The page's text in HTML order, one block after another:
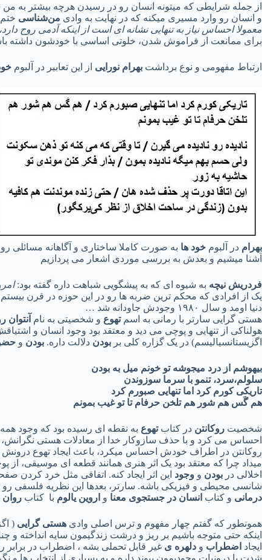
از جمله شرایطی که میتونه انسان رو در رسیدن هرچه بیشتر به
و انسان رو وارد مسیری میکنه که در نهایت به وادی من‌شناسی
معمولا احساس نیاز به تنهایی نشانه ای است از اینکه آدمی روح
برای ممانعت از فراموش شدن، خلوتی اساسی با خودشون داشته
ارتباط مفهومی و نوع برداشت بهرام نورایی از این تعابیر در آلبوم
بهرام در آلبوم خود ها به صورت کاملا ساختاری و آگاهانه مسائلی
آشنا میشیم و بعدش به بررسی موردی اشعار می پردازیم
فردریش نیچه به شیوه ای که به پیشگویی شباهت داره گفته بود:
یک از افرادی که محکم ترین ضربه ها رو در این حوزه در قرن بیستم
دنیا اومد و سال ۱۹۸۰ وجودش جاودانه شد …
هستی گرایی سارتر با رمانی به اسمتهوع و شخصیتی به نام آنتوان
هولناکی از تنهایی و پوچی می دید و معتقد بود وجود انسان و
اگزیستانسیالیسم) در یک گزاره کلی بر بودن دلالت داره. بودن و
بیهوشم از درد میجوشه تو خونم میل به بودن
سلولم،سرد، تنمو با سرما سوزوندن
تاریکی کورم کرد اما تنهایی صبورم کرد
هم گَس هم شور هم تلخن حرفام تا تو غیب بمونم
شخصیت روکانتن در کتابتهوع به نقطه ای رسیده بود که وجود
احساس می کرد و با حذف سازوکار خدا از معادلات هستی نگرانش،
روکانتن در اطراف خودش احساس میکرد، باعث ایجاد تهوع درونش
میداد چرا که معتقد بود یک اثر هنری همانند قطعه ای موسیقی،
اخلالی در بودن و وجود این اثر ایجاد کنه. اتفاقی مثل خرد
شانسی محیطی و فیزیکی باشه. سارتر، بعدها این نظریه فلسفی
درمانی و کتاب انسان در جستجوی معنا و اروین یالوم با کتاب روان
همونطور که گفتم چهار مفهوم و ترس اصلی وادی هستی گرایی (
اینکه حتی متوجه باشیم بر ریز و درشت زندگیمون سایه انداخته و
ایجاد اضطراب و دلهره ی غیر قابل تحملی بشه ، اضطراب در برابر
شدت با درونیات وجودیمون پیوند داره و به بسیاری از انتخاب